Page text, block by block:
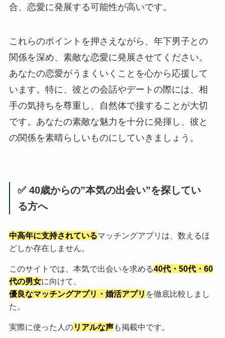
合、恋愛に発展する可能性が高いです。
これらのポイントを押さえながら、年下男子との
関係を深め、素敵な恋愛に発展させてください。
あなたの恋愛がうまくいくことを心から応援して
います。特に、彼との会話やデートの際には、相
手の気持ちを尊重し、自然体で接することが大切
です。あなたの素敵な魅力を十分に発揮し、彼と
の関係を素晴らしいものにしていきましょう。
✅ 40歳からの”本気の出会い”を探してい
る方へ
中高年に支持されているマッチングアプリは、数えるほ
どしか存在しません。
このサイトでは、本気で出会いを求める40代・50代・60
代の男女に向けて、
優良なマッチングアプリ・婚活アプリ を徹底比較しまし
た。
実際に使った人のリアルな声も掲載中です。